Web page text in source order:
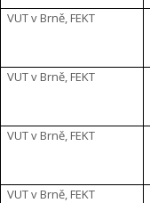
VUT v Brně, FEKT
VUT v Brně, FEKT
VUT v Brně, FEKT
VUT v Brně, FEKT